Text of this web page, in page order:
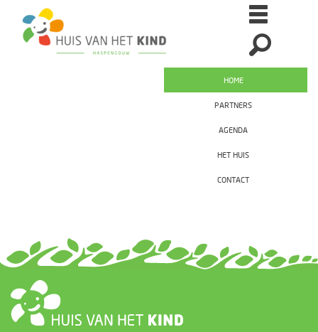
HOME
PARTNERS
AGENDA
HET HUIS
CONTACT